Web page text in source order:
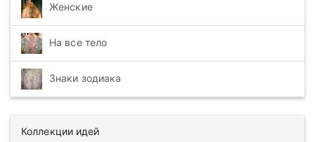
Женские
На все тело
Знаки зодиака
Коллекции идей